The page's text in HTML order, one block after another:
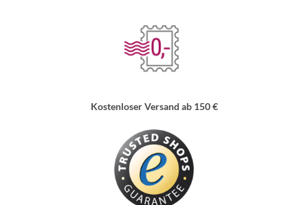
Kostenloser Versand ab 150 €